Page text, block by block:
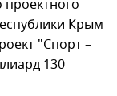
проектного
Крым
"Спорт –
130